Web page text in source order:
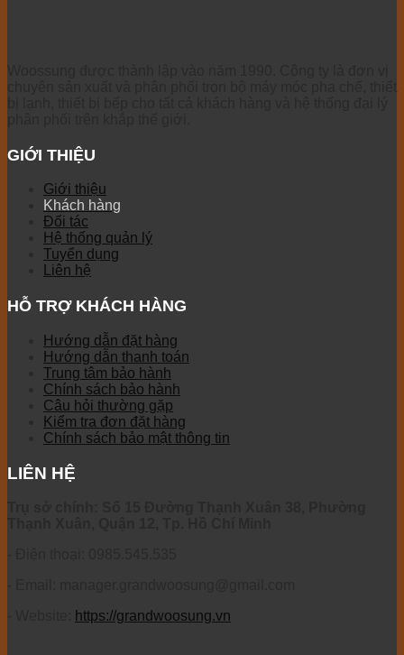
GIỚI THIỆU
Giới thiệu
Khách hàng
Đối tác
Hệ thống quản lý
Tuyển dụng
Liên hệ
HỖ TRỢ KHÁCH HÀNG
Hướng dẫn đặt hàng
Hướng dẫn thanh toán
Trung tâm bảo hành
Chính sách bảo hành
Câu hỏi thường gặp
Kiểm tra đơn đặt hàng
Chính sách bảo mật thông tin
LIÊN HỆ
https://grandwoosung.vn